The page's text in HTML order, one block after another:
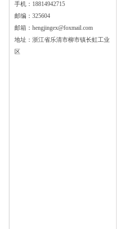
手机：18814942715
邮编：325604
邮箱：hengjingex@foxmail.com
地址：浙江省乐清市柳市镇长虹工业
区